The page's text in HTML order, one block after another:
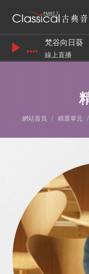
梵谷向日葵
線上直播